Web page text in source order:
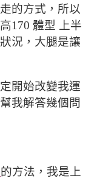
的方式，所以
170 體型 上半
況，大腿是讓
開始改變我運
我解答幾個問
的方法，我是上